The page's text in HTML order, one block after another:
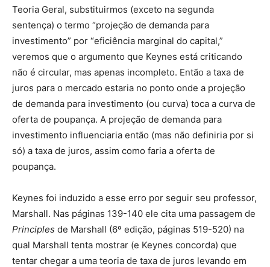
Teoria Geral, substituirmos (exceto na segunda
sentença) o termo “projeção de demanda para
investimento” por “eficiência marginal do capital,”
veremos que o argumento que Keynes está criticando
não é circular, mas apenas incompleto. Então a taxa de
juros para o mercado estaria no ponto onde a projeção
de demanda para investimento (ou curva) toca a curva de
oferta de poupança. A projeção de demanda para
investimento influenciaria então (mas não definiria por si
só) a taxa de juros, assim como faria a oferta de
poupança.
Keynes foi induzido a esse erro por seguir seu professor,
Marshall. Nas páginas 139-140 ele cita uma passagem de
Principles de Marshall (6º edição, páginas 519-520) na
qual Marshall tenta mostrar (e Keynes concorda) que
tentar chegar a uma teoria de taxa de juros levando em